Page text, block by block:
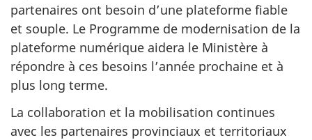
partenaires ont besoin d’une plateforme fiable
et souple. Le Programme de modernisation de la
plateforme numérique aidera le Ministère à
répondre à ces besoins l’année prochaine et à
plus long terme.
La collaboration et la mobilisation continues
avec les partenaires provinciaux et territoriaux